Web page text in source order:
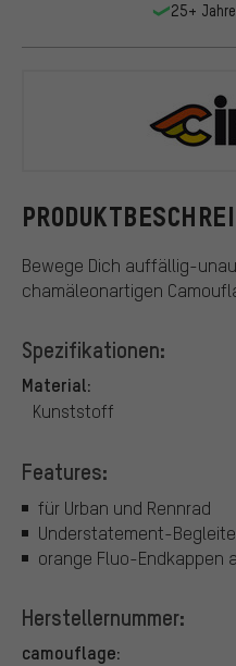
Bewege Dich auffällig-
chamäleonartigen
Spezifikationen:
Material:
Kunststoff
Features:
für Urban und Rennrad
Understatement-
orange Fluo-Endkappen
Herstellernummer:
camouflage:
25+